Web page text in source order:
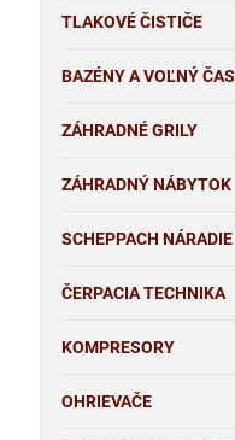
TLAKOVÉ ČISTIČE
BAZÉNY A VOĽNÝ ČAS
ZÁHRADNÉ GRILY
ZÁHRADNÝ NÁBYTOK
SCHEPPACH NÁRADIE
ČERPACIA TECHNIKA
KOMPRESORY
OHRIEVAČE